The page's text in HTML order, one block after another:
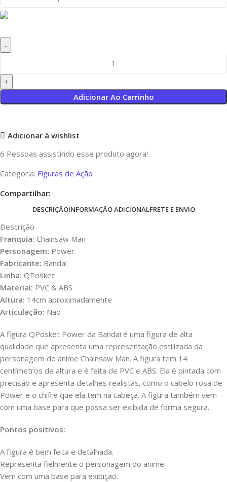
Adicionar Ao Carrinho
Adicionar à wishlist
6 Pessoas assistindo esse produto agora!
Categoria: Figuras de Ação
Compartilhar:
DESCRIÇÃOINFORMAÇÃO ADICIONALFRETE E ENVIO
Descrição
Franquia: Chainsaw Man
Personagem: Power
Fabricante: Bandai
Linha: QPosket
Material: PVC & ABS
Altura: 14cm aproximadamente
Articulação: Não
A figura QPosket Power da Bandai é uma figura de alta
qualidade que apresenta uma representação estilizada da
personagem do anime Chainsaw Man. A figura tem 14
centímetros de altura e é feita de PVC e ABS. Ela é pintada com
precisão e apresenta detalhes realistas, como o cabelo rosa de
Power e o chifre que ela tem na cabeça. A figura também vem
com uma base para que possa ser exibida de forma segura.
Pontos positivos:
A figura é bem feita e detalhada.
Representa fielmente o personagem do anime.
Vem com uma base para exibição.